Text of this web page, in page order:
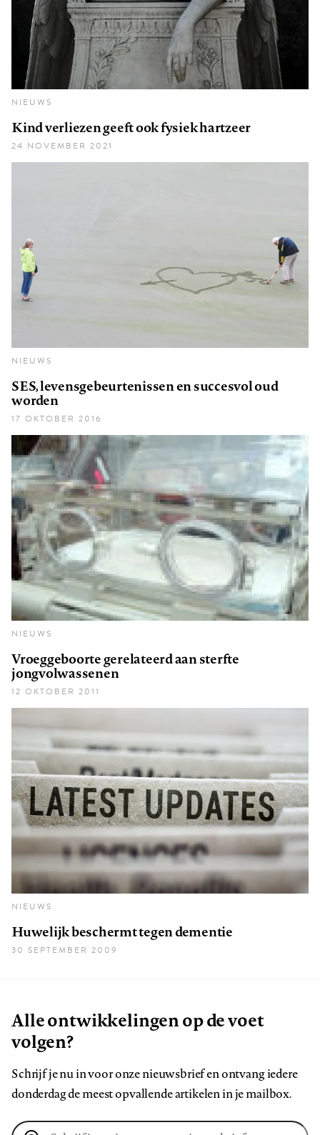
NIEUWS
Kind verliezen geeft ook fysiek hartzeer
24 NOVEMBER 2021
NIEUWS
SES, levensgebeurtenissen en succesvol oud
worden
17 OKTOBER 2016
NIEUWS
Vroeggeboorte gerelateerd aan sterfte
jongvolwassenen
12 OKTOBER 2011
NIEUWS
Huwelijk beschermt tegen dementie
30 SEPTEMBER 2009
Alle ontwikkelingen op de voet
volgen?
Schrijf je nu in voor onze nieuwsbrief en ontvang iedere
donderdag de meest opvallende artikelen in je mailbox.